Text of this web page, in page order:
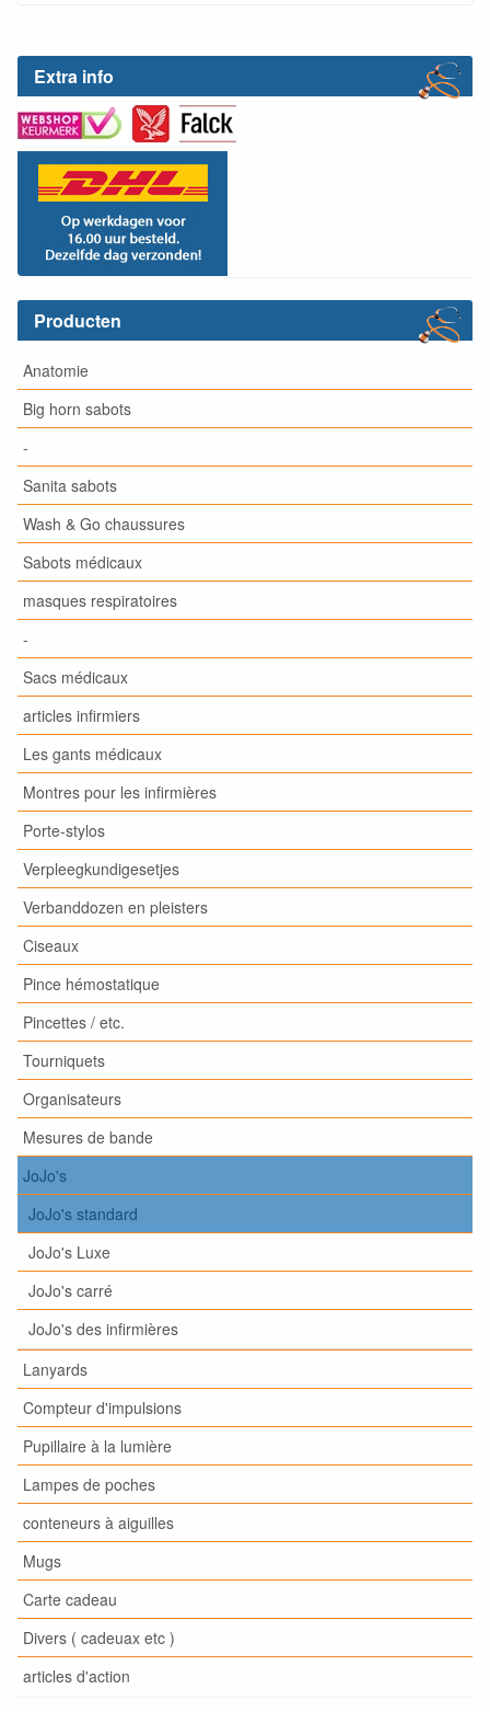
Extra info
Producten
Anatomie
Big horn sabots
-
Sanita sabots
Wash & Go chaussures
Sabots médicaux
masques respiratoires
-
Sacs médicaux
articles infirmiers
Les gants médicaux
Montres pour les infirmières
Porte-stylos
Verpleegkundigesetjes
Verbanddozen en pleisters
Ciseaux
Pince hémostatique
Pincettes / etc.
Tourniquets
Organisateurs
Mesures de bande
JoJo's
JoJo's standard
JoJo's Luxe
JoJo's carré
JoJo's des infirmières
Lanyards
Compteur d'impulsions
Pupillaire à la lumière
Lampes de poches
conteneurs à aiguilles
Mugs
Carte cadeau
Divers ( cadeuax etc )
articles d'action